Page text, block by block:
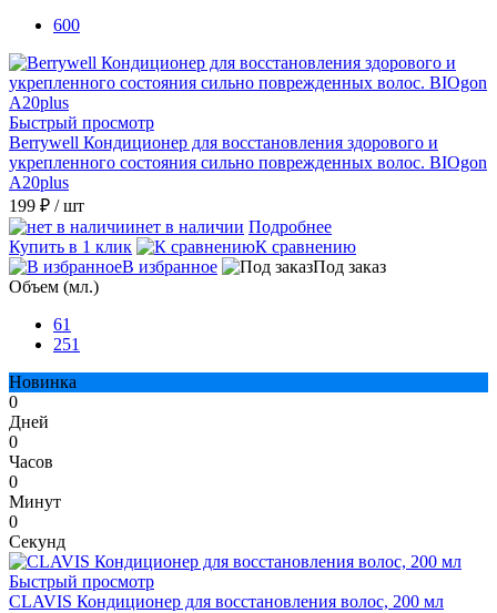
600
Быстрый просмотр
Berrywell Кондиционер для восстановления здорового и
укрепленного состояния сильно поврежденных волос. BIOgon
A20plus
199 ₽ / шт
нет в наличии Подробнее
Купить в 1 клик
К сравнению
В избранное
Под заказ
Объем (мл.)
61
251
Новинка
0
Дней
0
Часов
0
Минут
0
Секунд
Быстрый просмотр
CLAVIS Кондиционер для восстановления волос, 200 мл